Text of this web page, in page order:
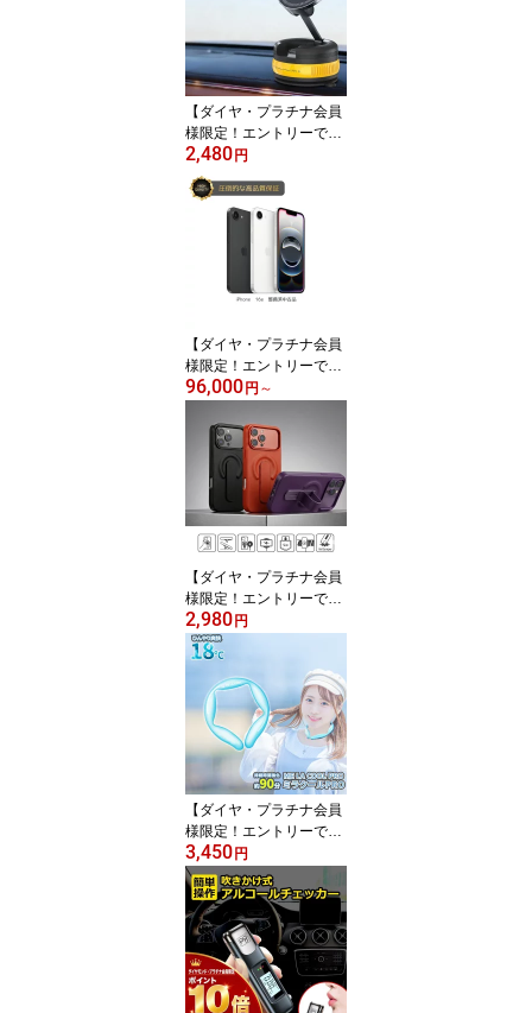
12 Pro Max Apple Watch
SE 9 8 Ultra AirPods 3台
同時充電 スマホスタンド
金属筐体 縦置き 横置き
放熱 おしゃれ デスク
【ダイヤ・プラチナ会員
様限定！エントリーでポ
イント10倍！】車載スマ
ホホルダー MagSafe対応
真空吸盤 強力吸着 マグ
ネット 車用 スマホスタ
ンド 360度回転 ワンタッ
チ着脱 ダッシュボード
フロントガラス iPhone1
7 iPhone Android対応
2,480 円
【ダイヤ・プラチナ会員
様限定！エントリーでポ
イント10倍！】【安心！
【整備済品】iPhone 16e
各種 リファービッシュ
美品 検品済 SIMフリー
本体 スマホデビュー お
子様 USB-C 6.1インチ 1
28 256 512GB 白 黒 ギフ
スパ
96,000 円 ～
【ダイヤ・プラチナ会員
様限定！エントリーでポ
イント10倍！】magsafe
対応 iPhone 17 17Pro 17
ProMax Air 17e 16e 16 1
6Pro 16ProMAX Macgrip
Case スマホケース スマ
ホスタンド ホルダー 片
手操作 落下防止 BRADP
2,980 円
【ダイヤ・プラチナ会員
様限定！エントリーでポ
イント10倍！】持続時間
強化版 18℃キープ！ME
LACOOL PRO ( ミラクー
ルプロ ）ネッククーラー
冷却グッズ 熱中症対策
ギフト 暑さ対策 ネック
クーラー 保冷剤 スポー
ツ観戦 アイシング ゴル
3,450 円